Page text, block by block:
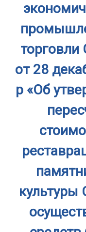
торговли
от 28
р «Об
культуры